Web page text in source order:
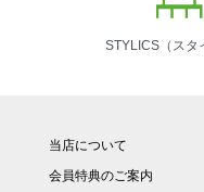
STYLICS（スタ
当店について
会員特典のご案内